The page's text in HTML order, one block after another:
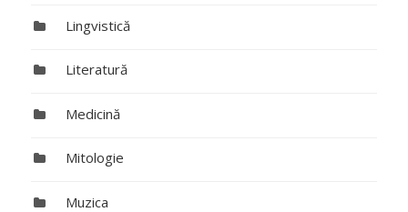
Lingvistică
Literatură
Medicină
Mitologie
Muzica